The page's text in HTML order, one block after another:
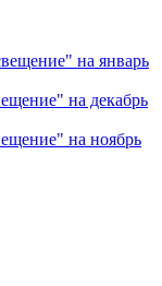
на январь
на декабрь
на ноябрь